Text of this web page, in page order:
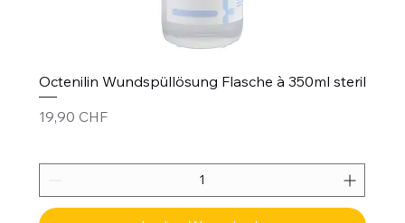
Octenilin Wundspüllösung Flasche à 350ml steril
Preis
19,90 CHF